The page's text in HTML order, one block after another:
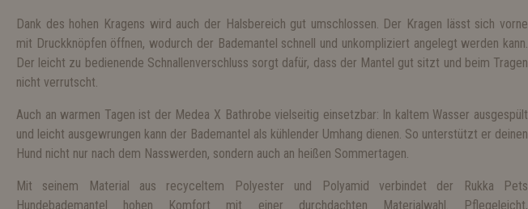
Dank des hohen Kragens wird auch der Halsbereich gut umschlossen. Der Kragen lässt sich vorne
mit Druckknöpfen öffnen, wodurch der Bademantel schnell und unkompliziert angelegt werden kann.
Der leicht zu bedienende Schnallenverschluss sorgt dafür, dass der Mantel gut sitzt und beim Tragen
nicht verrutscht.
Auch an warmen Tagen ist der Medea X Bathrobe vielseitig einsetzbar: In kaltem Wasser ausgespült
und leicht ausgewrungen kann der Bademantel als kühlender Umhang dienen. So unterstützt er deinen
Hund nicht nur nach dem Nasswerden, sondern auch an heißen Sommertagen.
Mit seinem Material aus recyceltem Polyester und Polyamid verbindet der Rukka Pets
Hundebademantel hohen Komfort mit einer durchdachten Materialwahl. Pflegeleicht,